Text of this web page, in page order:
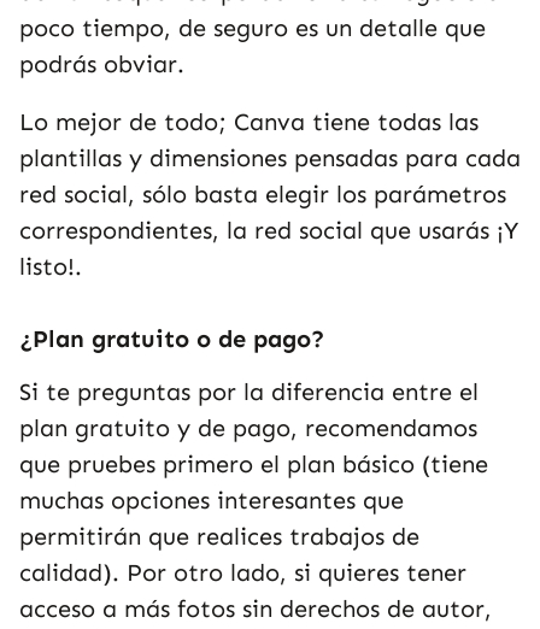
poco tiempo, de seguro es un detalle que
podrás obviar.
Lo mejor de todo; Canva tiene todas las
plantillas y dimensiones pensadas para cada
red social, sólo basta elegir los parámetros
correspondientes, la red social que usarás ¡Y
listo!.
¿Plan gratuito o de pago?
Si te preguntas por la diferencia entre el
plan gratuito y de pago, recomendamos
que pruebes primero el plan básico (tiene
muchas opciones interesantes que
permitirán que realices trabajos de
calidad). Por otro lado, si quieres tener
acceso a más fotos sin derechos de autor,